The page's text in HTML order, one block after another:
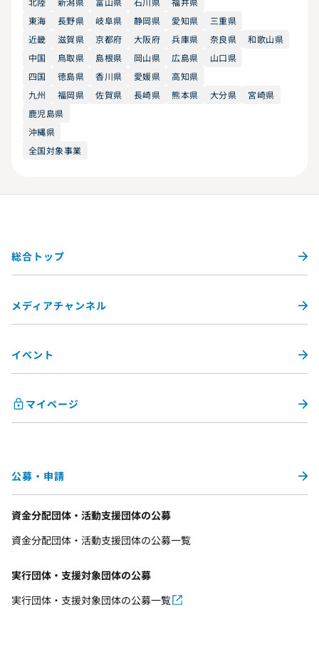
東海
長野県 岐阜県 静岡県 愛知県
三重県
近畿
滋賀県 京都府 大阪府 兵庫県 奈良県
和歌山県
中国
鳥取県 島根県 岡山県 広島県
山口県
四国
徳島県 香川県 愛媛県
高知県
九州
福岡県 佐賀県 長崎県 熊本県 大分県
宮崎県
鹿児島県
沖縄県
全国対象事業
総合トップ
メディアチャンネル
イベント
マイページ
公募・申請
資金分配団体・活動支援団体の公募
資金分配団体・活動支援団体の公募一覧
実行団体・支援対象団体の公募
実行団体・支援対象団体の公募一覧